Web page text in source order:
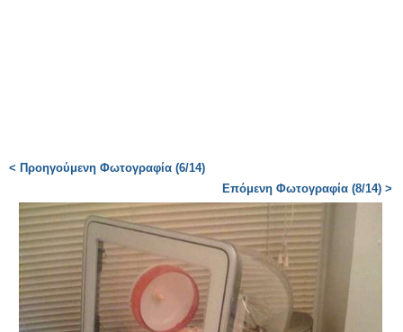
< Προηγούμενη Φωτογραφία (6/14)
Επόμενη Φωτογραφία (8/14) >